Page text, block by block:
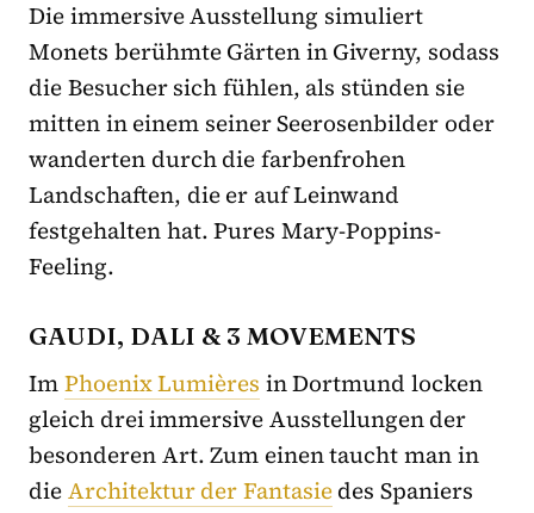
Die immersive Ausstellung simuliert
Monets berühmte Gärten in Giverny, sodass
die Besucher sich fühlen, als stünden sie
mitten in einem seiner Seerosenbilder oder
wanderten durch die farbenfrohen
Landschaften, die er auf Leinwand
festgehalten hat. Pures Mary-Poppins-
Feeling.
GAUDI, DALI & 3 MOVEMENTS
ImPhoenix Lumières in Dortmund locken
gleich drei immersive Ausstellungen der
besonderen Art. Zum einen taucht man in
dieArchitektur der Fantasiedes Spaniers